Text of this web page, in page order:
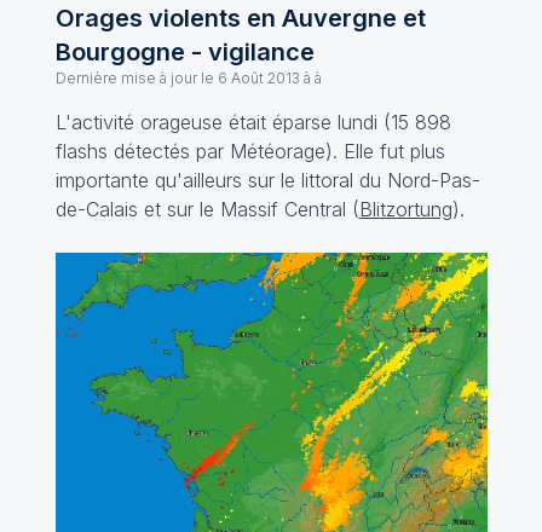
Orages violents en Auvergne et
Bourgogne - vigilance
Dernière mise à jour le 6 Août 2013 à à
L'activité orageuse était éparse lundi (15 898
flashs détectés par Météorage). Elle fut plus
importante qu'ailleurs sur le littoral du Nord-Pas-
de-Calais et sur le Massif Central (Blitzortung).